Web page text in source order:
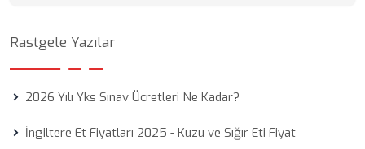
Rastgele Yazılar
2026 Yılı Yks Sınav Ücretleri Ne Kadar?
İngiltere Et Fiyatları 2025 - Kuzu ve Sığır Eti Fiyat